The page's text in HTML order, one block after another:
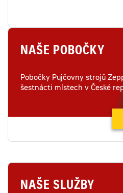
NAŠE POBOČKY
Pobočky Pujčovny strojů
šestnácti místech v České
NAŠE SLUŽBY